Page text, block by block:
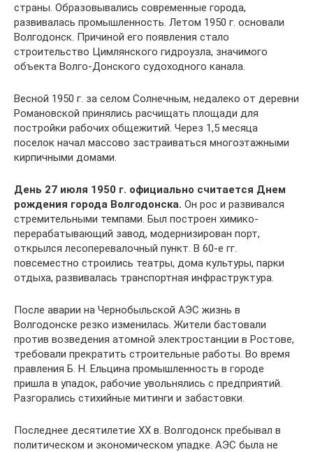
страны. Образовывались современные города,
развивалась промышленность. Летом 1950 г. основали
Волгодонск. Причиной его появления стало
строительство Цимлянского гидроузла, значимого
объекта Волго-Донского судоходного канала.
Весной 1950 г. за селом Солнечным, недалеко от деревни
Романовской принялись расчищать площади для
постройки рабочих общежитий. Через 1,5 месяца
поселок начал массово застраиваться многоэтажными
кирпичными домами.
День 27 июля 1950 г. официально считается Днем
рождения города Волгодонска. Он рос и развивался
стремительными темпами. Был построен химико-
перерабатывающий завод, модернизирован порт,
открылся лесоперевалочный пункт. В 60-е гг.
повсеместно строились театры, дома культуры, парки
отдыха, развивалась транспортная инфраструктура.
После аварии на Чернобыльской АЭС жизнь в
Волгодонске резко изменилась. Жители бастовали
против возведения атомной электростанции в Ростове,
требовали прекратить строительные работы. Во время
правления Б. Н. Ельцина промышленность в городе
пришла в упадок, рабочие увольнялись с предприятий.
Разгорались стихийные митинги и забастовки.
Последнее десятилетие XX в. Волгодонск пребывал в
политическом и экономическом упадке. АЭС была не